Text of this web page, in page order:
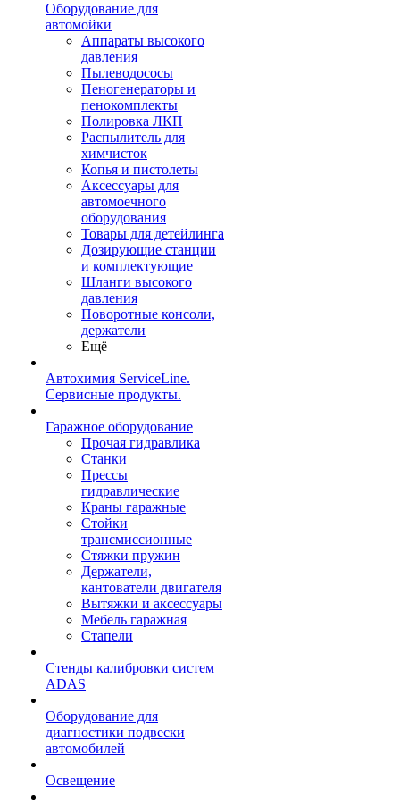
Оборудование для
автомойки
Аппараты высокого
давления
Пылеводососы
Пеногенераторы и
пенокомплекты
Полировка ЛКП
Распылитель для
химчисток
Копья и пистолеты
Аксессуары для
автомоечного
оборудования
Товары для детейлинга
Дозирующие станции
и комплектующие
Шланги высокого
давления
Поворотные консоли,
держатели
Ещё
Автохимия ServiceLine.
Сервисные продукты.
Гаражное оборудование
Прочая гидравлика
Станки
Прессы
гидравлические
Краны гаражные
Стойки
трансмиссионные
Стяжки пружин
Держатели,
кантователи двигателя
Вытяжки и аксессуары
Мебель гаражная
Стапели
Стенды калибровки систем
ADAS
Оборудование для
диагностики подвески
автомобилей
Освещение